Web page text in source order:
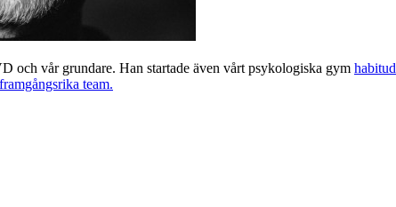
och vår grundare. Han startade även vårt psykologiska gym habitud
team.